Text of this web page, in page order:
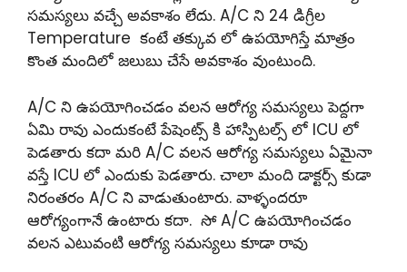
సమస్యలు వచ్చే అవకాశం లేదు. A/C ని 24 డిగ్రీల
Temperature కంటే తక్కువ లో ఉపయోగిస్తే మాత్రం
కొంత మందిలో జలుబు చేసే అవకాశం వుంటుంది.
A/C ని ఉపయోగించడం వలన ఆరోగ్య సమస్యలు పెద్దగా
ఏమి రావు ఎందుకంటే పేషెంట్స్ కి హాస్పిటల్స్ లో ICU లో
పెడతారు కదా మరి A/C వలన ఆరోగ్య సమస్యలు ఏమైనా
వస్తే ICU లో ఎందుకు పెడతారు. చాలా మంది డాక్టర్స్ కుడా
నిరంతరం A/C ని వాడుతుంటారు. వాళ్ళందరూ
ఆరోగ్యంగానే ఉంటారు కదా. సో A/C ఉపయోగించడం
వలన ఎటువంటి ఆరోగ్య సమస్యలు కూడా రావు